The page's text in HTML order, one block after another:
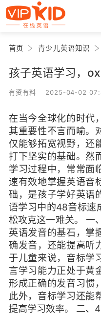
首页 青少儿英语知识
孩子英语学习，
有资有料 2025-04-02
在当今全球化的时代
其重要性不言而喻。
仅能够拓宽视野，还
打下坚实的基础。然
学习过程中，常常面
速有效地掌握英语音
础，是孩子学好英语
语学习中的48音标速
松攻克这一难关。 一
英语发音的基石，掌
确发音，还能提高听
于儿童来说，音标学
言学习能力正处于黄
形成正确的发音习惯
此外，音标学习还能
提高学习效率。 二、